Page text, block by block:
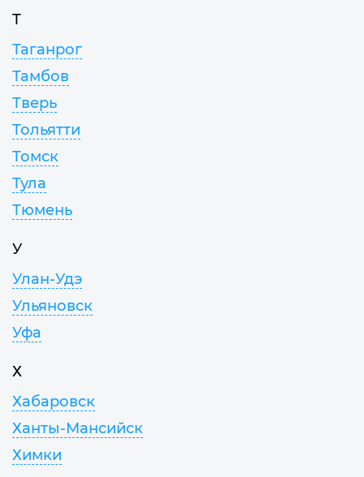
Т
Таганрог
Тамбов
Тверь
Тольятти
Томск
Тула
Тюмень
У
Улан-Удэ
Ульяновск
Уфа
Х
Хабаровск
Ханты-Мансийск
Химки